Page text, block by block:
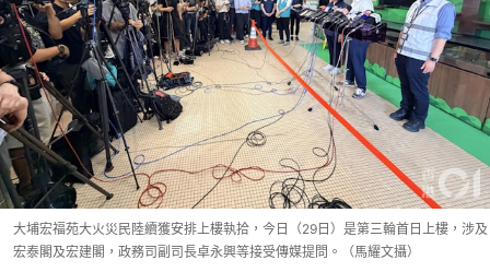
大埔宏福苑大火災民陸續獲安排上樓執拾，今日（29日）是第三輪首日上樓，涉及
宏泰閣及宏建閣，政務司副司長卓永興等接受傳媒提問。（馬耀文攝）